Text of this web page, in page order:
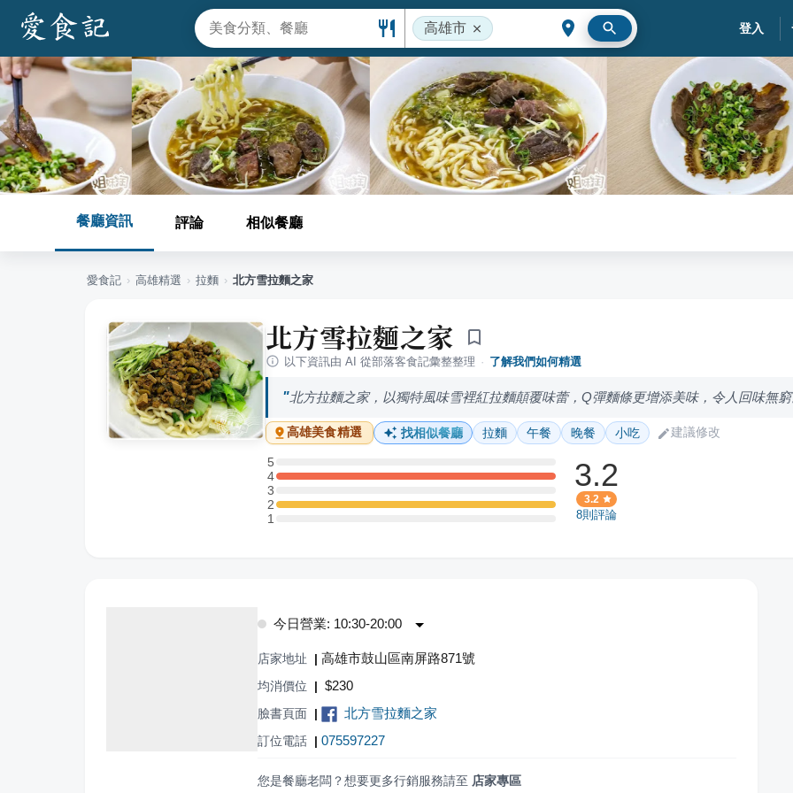
高雄市 登入
餐廳資訊 評論 相似餐廳
愛食記 › 高雄精選 › 拉麵 › 北方雪拉麵之家
北方雪拉麵之家
以下資訊由 AI 從部落客食記彙整整理 · 了解我們如何精選
北方拉麵之家，以獨特風味雪裡紅拉麵顛覆味蕾，Q彈麵條更增添美味，令人回味無
高雄美食精選 找相似餐廳 拉麵 午餐 晚餐 小吃 建議修改
5
5 星：0 則評論
4
4 星：1 則評論
3
3 星：0 則評論
2
2 星：1 則評論
11 星：0 則評論
3.2
3.2
8則評論
今日營業: 10:30-20:00
店家地址 | 高雄市鼓山區南屏路871號
均消價位 | $230
臉書頁面 | 北方雪拉麵之家
訂位電話 | 075597227
您是餐廳老闆？想要更多行銷服務請至 店家專區